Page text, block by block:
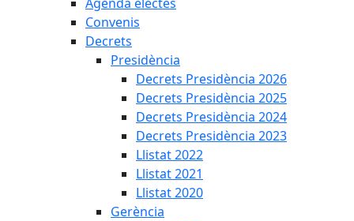
Convenis
Decrets
Presidència
Decrets Presidència 2026
Decrets Presidència 2025
Decrets Presidència 2024
Decrets Presidència 2023
Llistat 2022
Llistat 2021
Llistat 2020
Gerència